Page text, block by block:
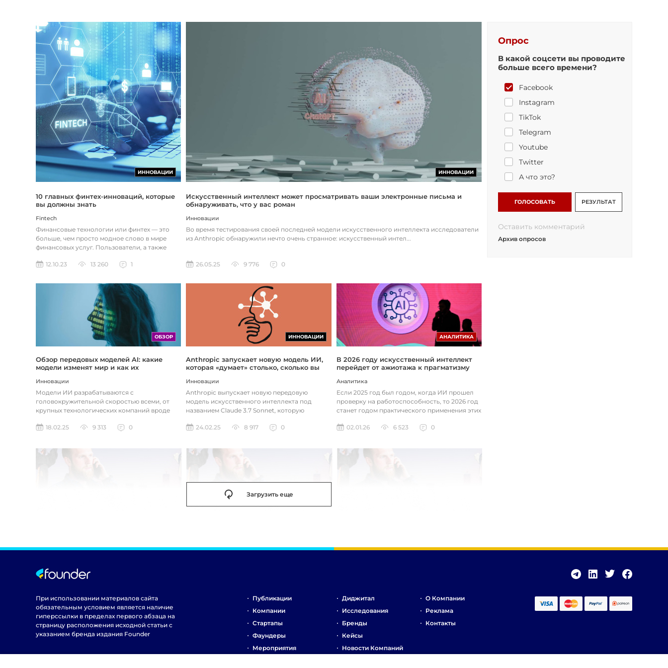
ИННОВАЦИИ
10 главных финтех-инноваций, которые
вы должны знать
Fintech
Финансовые технологии или финтех — это
больше, чем просто модное слово в мире
финансовых услуг. Пользователи, а также
12.10.23
13 260 1
ИННОВАЦИИ
Искусственный интеллект может просматривать ваши электронные письма и
обнаруживать, что у вас роман
Инновации
Во время тестирования своей последней модели искусственного интеллекта исследователи
из Anthropic обнаружили нечто очень странное: искусственный интел...
26.05.25 9 776 0
ОБЗОР
Обзор передовых моделей AI: какие
модели изменят мир и как их
Инновации
Модели ИИ разрабатываются с
головокружительной скоростью всеми, от
крупных технологических компаний вроде
Anthropic...
18.02.25 9 313 0
ИННОВАЦИИ
Anthropic запускает новую модель ИИ,
которая «думает» столько, сколько вы
Инновации
Anthropic выпускает новую передовую
модель искусственного интеллекта под
названием Claude 3.7 Sonnet, которую
24.02.25
8 917 0
АНАЛИТИКА
В 2026 году искусственный интеллект
перейдет от ажиотажа к прагматизму
Аналитика
Если 2025 год был годом, когда ИИ прошел
проверку на работоспособность, то 2026 год
станет годом практического применения этих
02.01.26
6 523 0
Загрузить еще
Опрос
В какой соцсети вы проводите
больше всего времени?
Facebook
Instagram
TikTok
Telegram
Youtube
Twitter
А что это?
ГОЛОСОВАТЬ РЕЗУЛЬТАТ
Оставить комментарий
Архив опросов
При использовании материалов сайта
обязательным условием является наличие
гиперссылки в пределах первого абзаца на
страницу расположения исходной статьи с
указанием бренда издания Founder
Публикации
Компании
Стартапы
Фаундеры
Мероприятия
Диджитал
Исследования
Бренды
Кейсы
Новости Компаний
О Компании
Реклама
Контакты